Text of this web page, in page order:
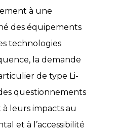
à une
des équipements
technologies
la demande
de type Li-
questionnements
leurs impacts au
et à l’accessibilité